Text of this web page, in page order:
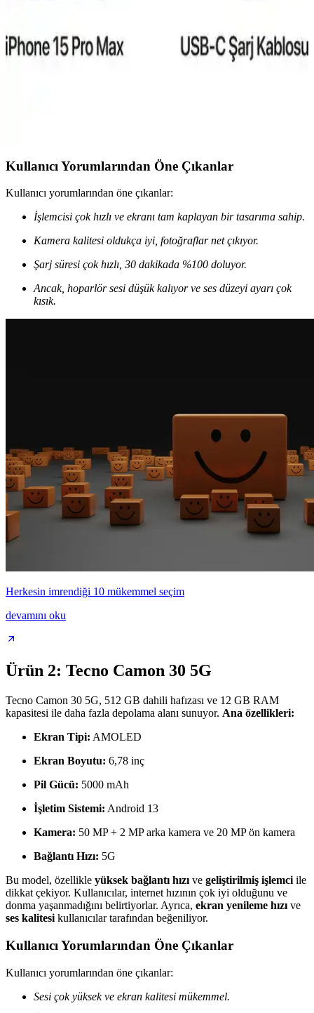
ihtiyaçlarınıza daha uygun olduğunu öğrenin.
iPhone 15 Pro Taksit Seçenekleri ve Elektronik
Kullanıcı Yorumlarından Öne Çıkanlar
Kullanıcı yorumlarından öne çıkanlar:
İşlemcisi çok hızlı ve ekranı tam kaplayan bir tasarıma sahip.
Kamera kalitesi oldukça iyi, fotoğraflar net çıkıyor.
Şarj süresi çok hızlı, 30 dakikada %100 doluyor.
Ancak, hoparlör sesi düşük kalıyor ve ses düzeyi ayarı çok
kısık.
Herkesin imrendiği 10 mükemmel seçim
devamını oku
Ürün 2: Tecno Camon 30 5G
Tecno Camon 30 5G, 512 GB dahili hafızası ve 12 GB RAM
kapasitesi ile daha fazla depolama alanı sunuyor. Ana özellikleri:
Ekran Tipi: AMOLED
Ekran Boyutu: 6,78 inç
Pil Gücü: 5000 mAh
İşletim Sistemi: Android 13
Kamera: 50 MP + 2 MP arka kamera ve 20 MP ön kamera
Bağlantı Hızı: 5G
Bu model, özellikle yüksek bağlantı hızı ve geliştirilmiş işlemci ile
dikkat çekiyor. Kullanıcılar, internet hızının çok iyi olduğunu ve
donma yaşanmadığını belirtiyorlar. Ayrıca, ekran yenileme hızı ve
ses kalitesi kullanıcılar tarafından beğeniliyor.
Kullanıcı Yorumlarından Öne Çıkanlar
Kullanıcı yorumlarından öne çıkanlar:
Sesi çok yüksek ve ekran kalitesi mükemmel.